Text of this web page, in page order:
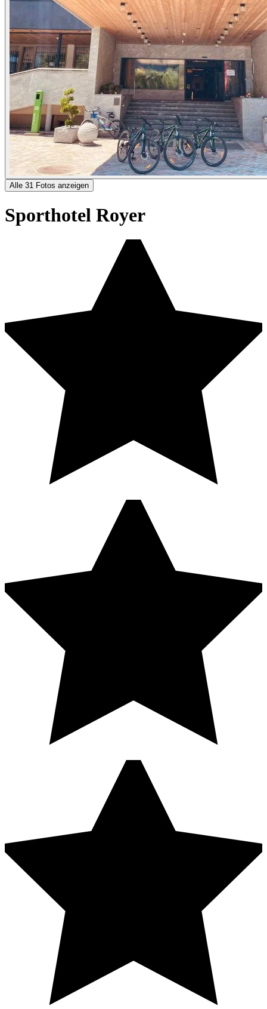
Alle 31 Fotos anzeigen
Sporthotel Royer